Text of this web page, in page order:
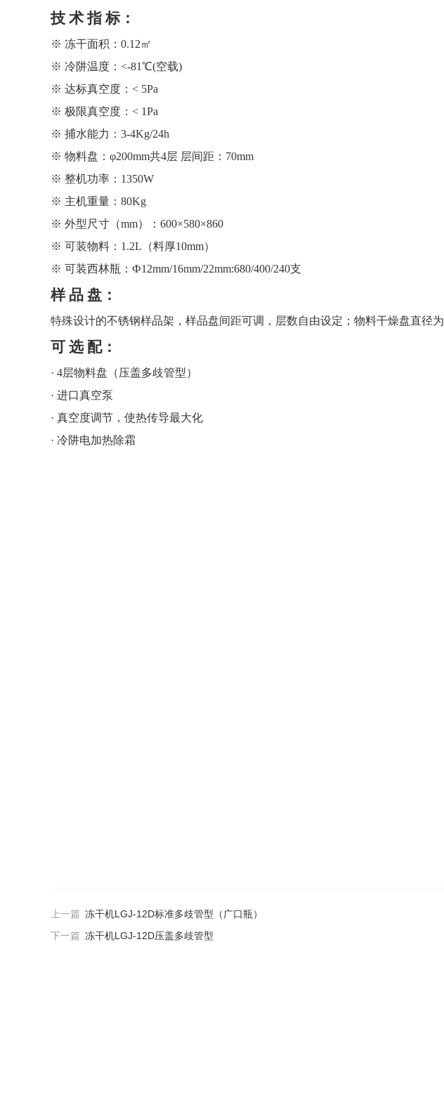
技 术 指 标：
※ 冻干面积： 0.12㎡
※ 冷阱温度： <-81℃(空载)
※ 达标真空度： < 5Pa
※ 极限真空度： < 1Pa
※ 捕水能力： 3-4Kg/24h
※ 物料盘： φ200mm共4层 层间距： 70mm
※ 整机功率： 1350W
※ 主机重量： 80Kg
※ 外型尺寸（mm）：600×580×860
※ 可装物料： 1.2L（料厚10mm）
※ 可装西林瓶： Ф12mm/16mm/22mm:680/400/240支
样 品 盘：
特殊设计的不锈钢样品架，样品盘间距可调，层数自由设定；物料干燥盘直径为
可 选 配：
· 4层物料盘（压盖多歧管型）
· 进口真空泵
· 真空度调节，使热传导最大化
· 冷阱电加热除霜
上一篇 冻干机LGJ-12D标准多歧管型（广口瓶）
下一篇 冻干机LGJ-12D压盖多歧管型